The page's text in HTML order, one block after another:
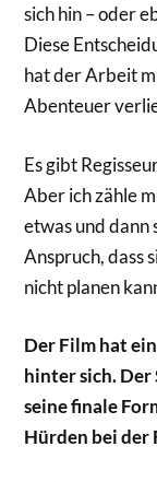
sich hin – oder
Diese
hat der Arbeit
Abenteuer
Es gibt
Aber ich zähle
etwas und dann
Anspruch, dass
nicht planen
Der Film hat
hinter sich.
seine finale
Hürden bei der